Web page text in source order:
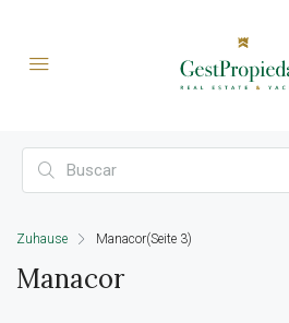
Zuhause Manacor(Seite 3)
Manacor